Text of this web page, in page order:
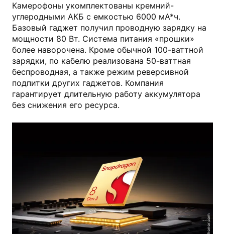
Камерофоны укомплектованы кремний-
углеродными АКБ с емкостью 6000 мА*ч.
Базовый гаджет получил проводную зарядку на
мощности 80 Вт. Система питания «прошки»
более наворочена. Кроме обычной 100-ваттной
зарядки, по кабелю реализована 50-ваттная
беспроводная, а также режим реверсивной
подпитки других гаджетов. Компания
гарантирует длительную работу аккумулятора
без снижения его ресурса.
honor.com